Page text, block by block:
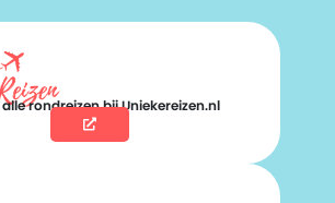
rondreizen bij Uniekereizen.nl